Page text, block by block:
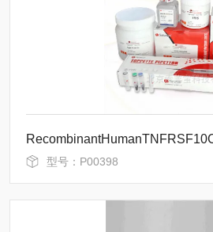
型号：P00398